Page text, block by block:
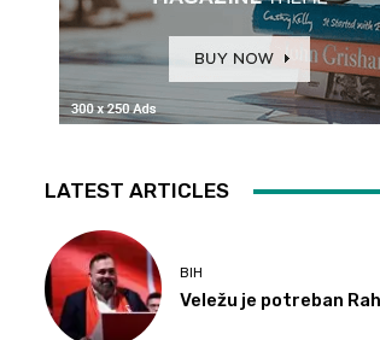
LATEST ARTICLES
BIH
Veležu je potreban